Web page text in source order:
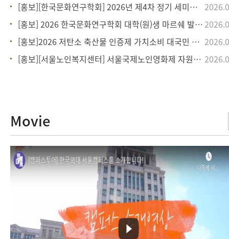
[홍보][한국문화연구학회] 2026년 제4차 정기 세미나(~9/4)
[홍보] 2026 한국문화연구학회 대학(원)생 마르쉐 발견과 연결 : 동료를 찾
[홍보]2026 저탄소 축산물 인증제 가치소비 대국민 공모전(~9/6)
[홍보][서울노인복지센터] 서울국제노인영화제 자원활동가 시스프렌드 모집 (~8/1
Movie